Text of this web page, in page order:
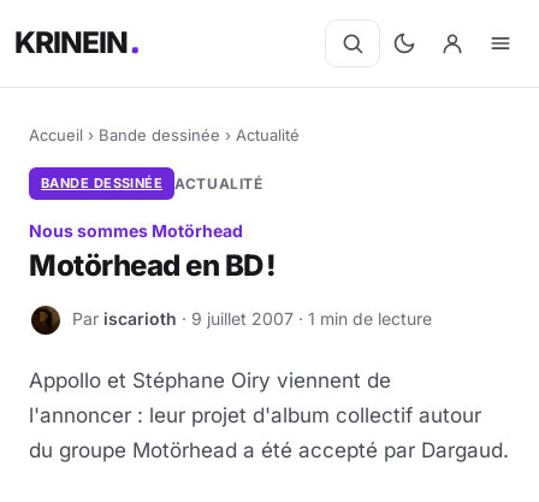
KRINEIN
Accueil › Bande dessinée › Actualité
BANDE DESSINÉE ACTUALITÉ
Nous sommes Motörhead
Motörhead en BD !
I Par iscarioth · 9 juillet 2007 · 1 min de lecture
Appollo et Stéphane Oiry viennent de
l'annoncer : leur projet d'album collectif autour
du groupe Motörhead a été accepté par Dargaud.